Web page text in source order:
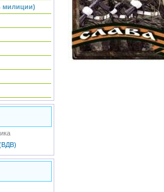
милиции)